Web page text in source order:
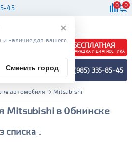
45 0 0
БЕСПЛАТНАЯ
ЗАРЯДКА И ДИАГНОСТИКА
+7 (985) 335-85-45
автомобиля Mitsubishi
Mitsubishi в Обнинске
списка ↓
×
и наличие для вашего
Сменить город